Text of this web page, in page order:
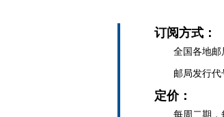
订阅方式：
全国各地邮
邮局发行代号
定价：
每周二期，每